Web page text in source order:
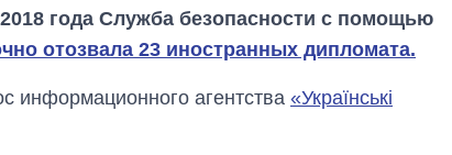
года Служба безопасности с помощью
отозвала 23 иностранных дипломата.
информационного агентства «Українські